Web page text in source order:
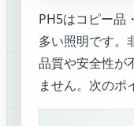
PH5はコピー品
多い照明です。
品質や安全性が
ません。次のポ